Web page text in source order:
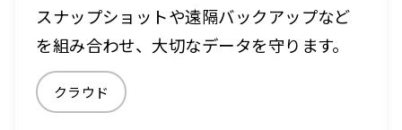
スナップショットや遠隔バックアップなど
を組み合わせ、大切なデータを守ります。
クラウド